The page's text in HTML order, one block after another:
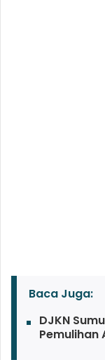
Baca Juga:
DJKN
Pemulihan